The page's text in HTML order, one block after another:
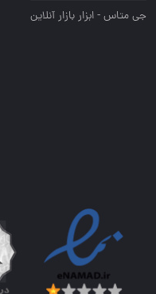
جی متاس - ابزار بازار آنلاین